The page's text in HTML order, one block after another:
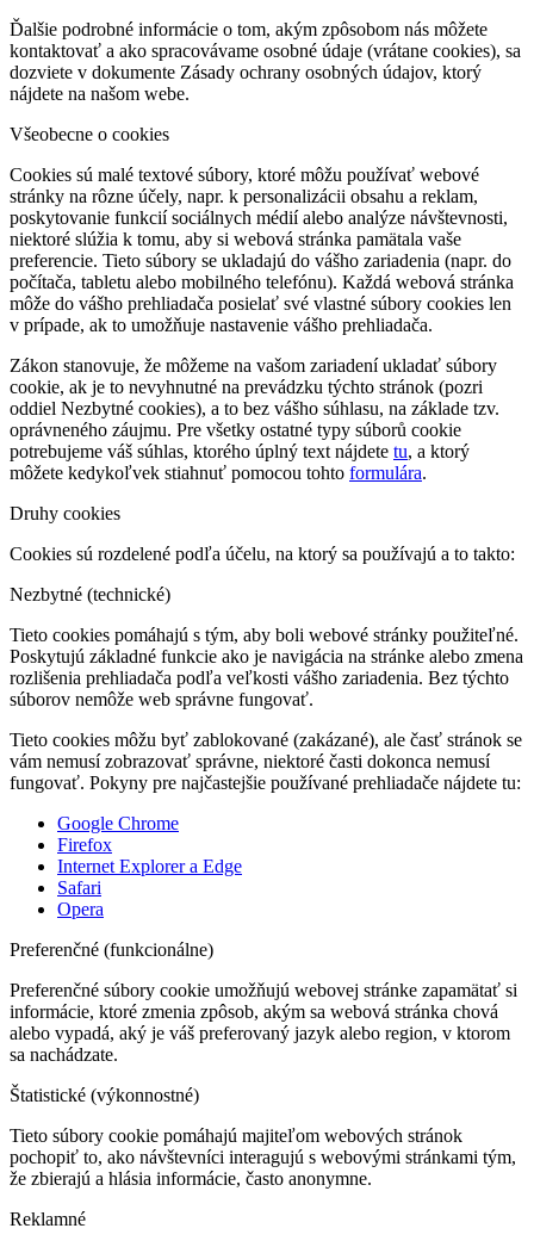
Ďalšie podrobné informácie o tom, akým zpôsobom nás môžete
kontaktovať a ako spracovávame osobné údaje (vrátane cookies), sa
dozviete v dokumente Zásady ochrany osobných údajov, ktorý
nájdete na našom webe.
Všeobecne o cookies
Cookies sú malé textové súbory, ktoré môžu používať webové
stránky na rôzne účely, napr. k personalizácii obsahu a reklam,
poskytovanie funkcií sociálnych médií alebo analýze návštevnosti,
niektoré slúžia k tomu, aby si webová stránka pamätala vaše
preferencie. Tieto súbory se ukladajú do vášho zariadenia (napr. do
počítača, tabletu alebo mobilného telefónu). Každá webová stránka
môže do vášho prehliadača posielať své vlastné súbory cookies len
v prípade, ak to umožňuje nastavenie vášho prehliadača.
Zákon stanovuje, že môžeme na vašom zariadení ukladať súbory
cookie, ak je to nevyhnutné na prevádzku týchto stránok (pozri
oddiel Nezbytné cookies), a to bez vášho súhlasu, na základe tzv.
oprávneného záujmu. Pre všetky ostatné typy súborů cookie
potrebujeme váš súhlas, ktorého úplný text nájdete tu, a ktorý
môžete kedykoľvek stiahnuť pomocou tohto formulára.
Druhy cookies
Cookies sú rozdelené podľa účelu, na ktorý sa používajú a to takto:
Nezbytné (technické)
Tieto cookies pomáhajú s tým, aby boli webové stránky použiteľné.
Poskytujú základné funkcie ako je navigácia na stránke alebo zmena
rozlišenia prehliadača podľa veľkosti vášho zariadenia. Bez týchto
súborov nemôže web správne fungovať.
Tieto cookies môžu byť zablokované (zakázané), ale časť stránok se
vám nemusí zobrazovať správne, niektoré časti dokonca nemusí
fungovať. Pokyny pre najčastejšie používané prehliadače nájdete tu:
Google Chrome
Firefox
Internet Explorer a Edge
Safari
Opera
Preferenčné (funkcionálne)
Preferenčné súbory cookie umožňujú webovej stránke zapamätať si
informácie, ktoré zmenia zpôsob, akým sa webová stránka chová
alebo vypadá, aký je váš preferovaný jazyk alebo region, v ktorom
sa nachádzate.
Štatistické (výkonnostné)
Tieto súbory cookie pomáhajú majiteľom webových stránok
pochopiť to, ako návštevníci interagujú s webovými stránkami tým,
že zbierajú a hlásia informácie, často anonymne.
Reklamné